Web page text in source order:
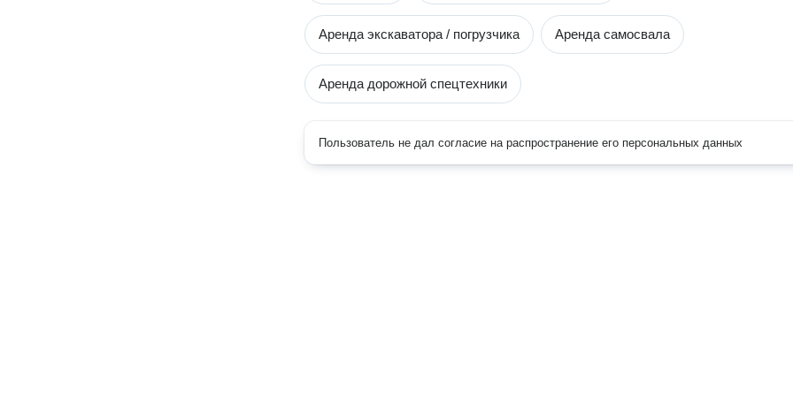
Аренда экскаватора / погрузчика Аренда самосвала
Аренда дорожной спецтехники
Пользователь не дал согласие на распространение его персональных данных